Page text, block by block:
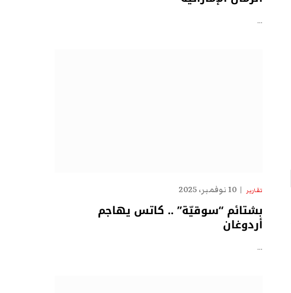
…
تقارير 10 نوفمبر، 2025
بشتائم “سوقيّة” .. كاتس يهاجم
أردوغان
…